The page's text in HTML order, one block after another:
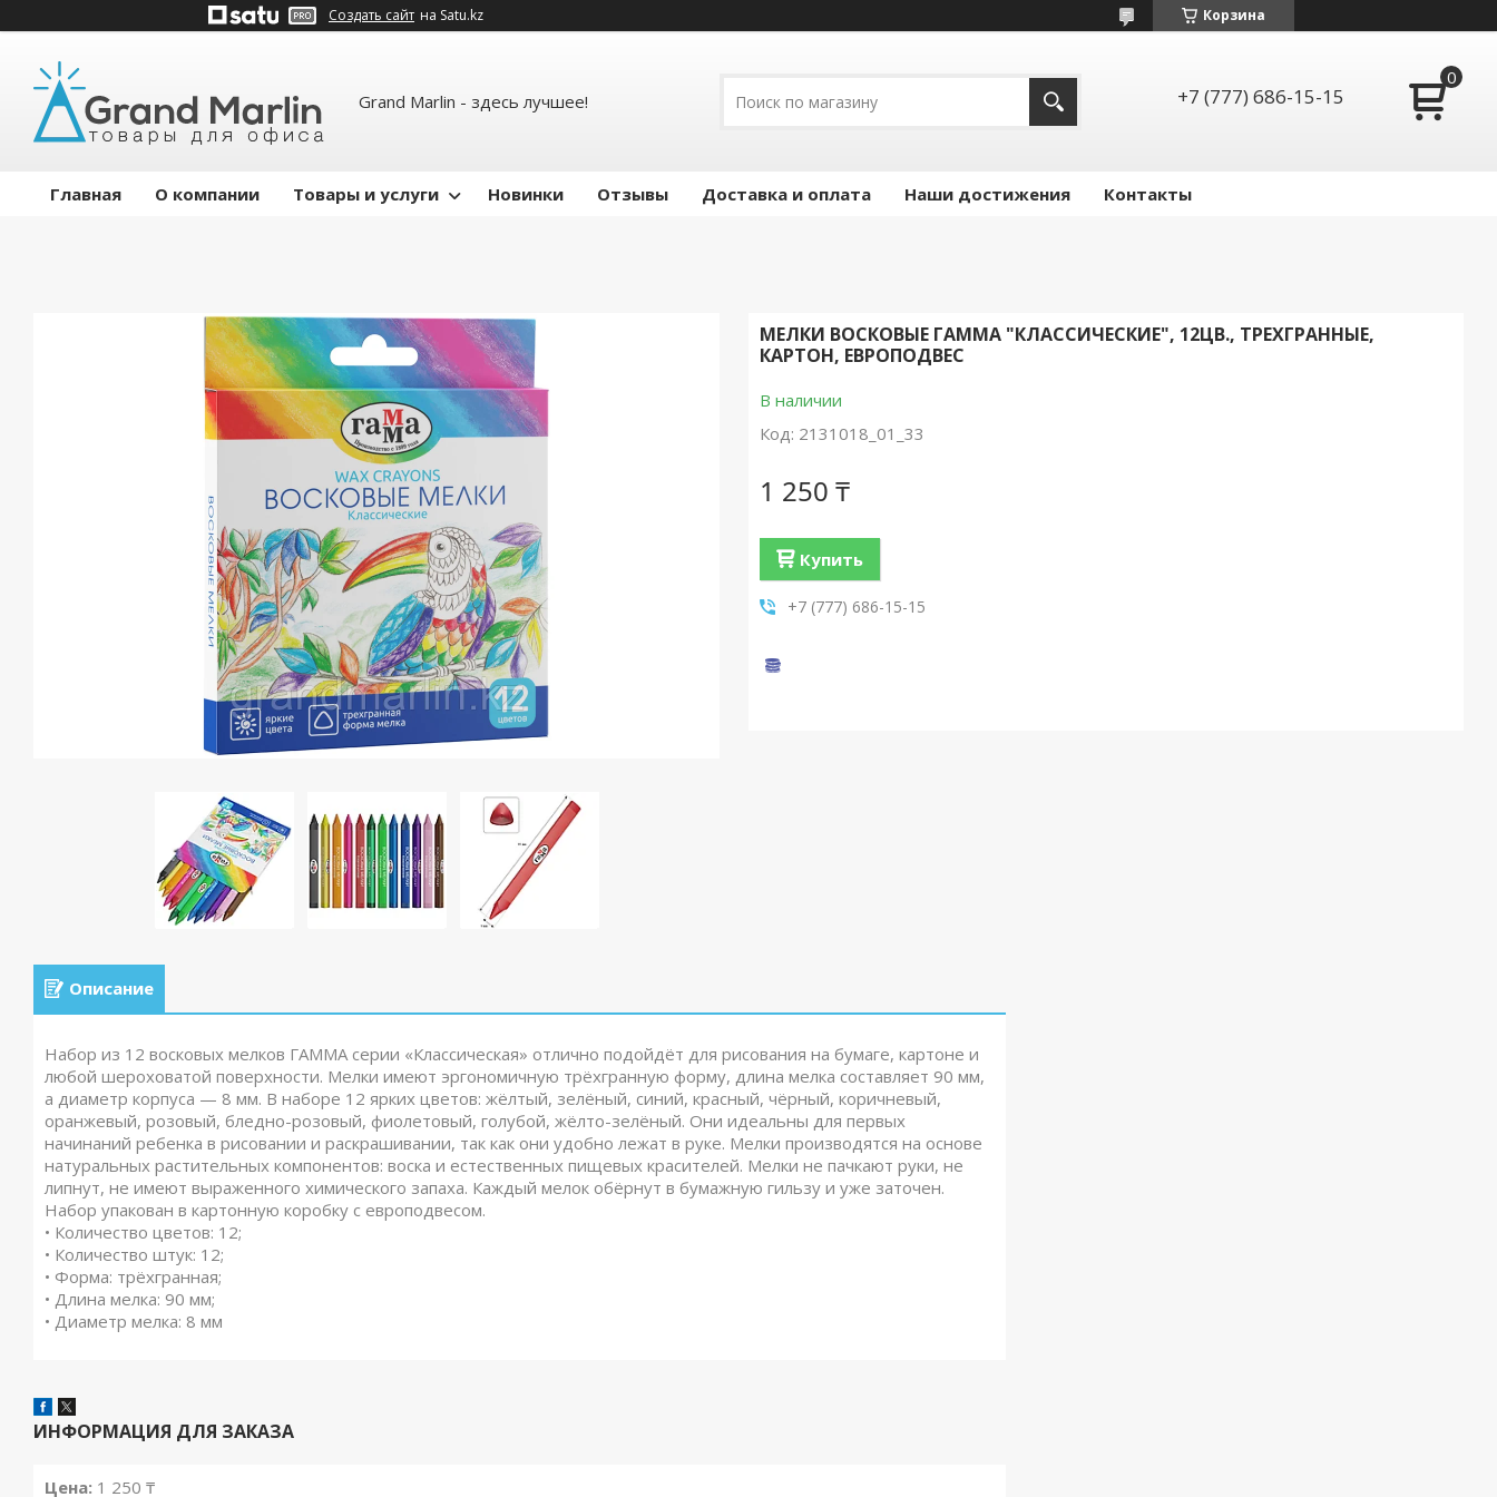
Создать сайт на Satu.kz Корзина
Grand Marlin - здесь лучшее! +7 (777) 686-15-15
Главная О компании Товары и услуги Новинки Отзывы Доставка и оплата Наши достижения Контакты
МЕЛКИ ВОСКОВЫЕ ГАММА "КЛАССИЧЕСКИЕ", 12ЦВ., ТРЕХГРАННЫЕ,
КАРТОН, ЕВРОПОДВЕС
В наличии
Код: 2131018_01_33
1 250 ₸
Купить
+7 (777) 686-15-15
Описание
Набор из 12 восковых мелков ГАММА серии «Классическая» отлично подойдёт для рисования на бумаге, картоне и
любой шероховатой поверхности. Мелки имеют эргономичную трёхгранную форму, длина мелка составляет 90 мм,
а диаметр корпуса — 8 мм. В наборе 12 ярких цветов: жёлтый, зелёный, синий, красный, чёрный, коричневый,
оранжевый, розовый, бледно-розовый, фиолетовый, голубой, жёлто-зелёный. Они идеальны для первых
начинаний ребенка в рисовании и раскрашивании, так как они удобно лежат в руке. Мелки производятся на основе
натуральных растительных компонентов: воска и естественных пищевых красителей. Мелки не пачкают руки, не
липнут, не имеют выраженного химического запаха. Каждый мелок обёрнут в бумажную гильзу и уже заточен.
Набор упакован в картонную коробку с европодвесом.
• Количество цветов: 12;
• Количество штук: 12;
• Форма: трёхгранная;
• Длина мелка: 90 мм;
• Диаметр мелка: 8 мм
ИНФОРМАЦИЯ ДЛЯ ЗАКАЗА
Цена: 1 250 ₸